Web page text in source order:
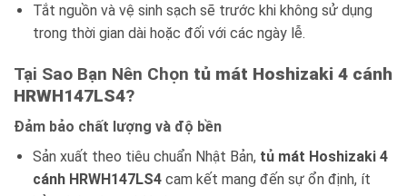
Tắt nguồn và vệ sinh sạch sẽ trước khi không sử dụng
trong thời gian dài hoặc đối với các ngày lễ.
Tại Sao Bạn Nên Chọn tủ mát Hoshizaki 4 cánh
HRWH147LS4?
Đảm bảo chất lượng và độ bền
Sản xuất theo tiêu chuẩn Nhật Bản, tủ mát Hoshizaki 4
cánh HRWH147LS4cam kết mang đến sự ổn định, ít